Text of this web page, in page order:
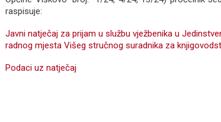
raspisuje:
Javni natječaj za prijam u službu vježbenika u
radnog mjesta Višeg stručnog suradnika za
Podaci uz natječaj